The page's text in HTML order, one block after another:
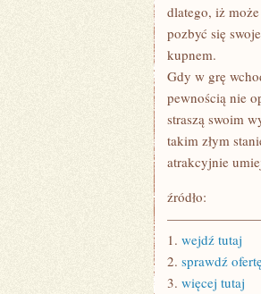
dlatego, iż
pozbyć się
kupnem.
Gdy w grę
pewnością nie
straszą swoim
takim złym
atrakcyjnie
źródło:
1. wejdź tutaj
2. sprawdź
3. więcej tutaj